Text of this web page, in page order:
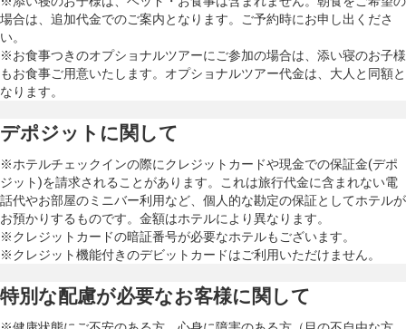
場合は、追加代金でのご案内となります。ご予約時にお申し出くださ
い。
※お食事つきのオプショナルツアーにご参加の場合は、添い寝のお子様
もお食事ご用意いたします。オプショナルツアー代金は、大人と同額と
なります。
デポジットに関して
※ホテルチェックインの際にクレジットカードや現金での保証金(デポ
ジット)を請求されることがあります。これは旅行代金に含まれない電
話代やお部屋のミニバー利用など、個人的な勘定の保証としてホテルが
お預かりするものです。金額はホテルにより異なります。
※クレジットカードの暗証番号が必要なホテルもございます。
※クレジット機能付きのデビットカードはご利用いただけません。
特別な配慮が必要なお客様に関して